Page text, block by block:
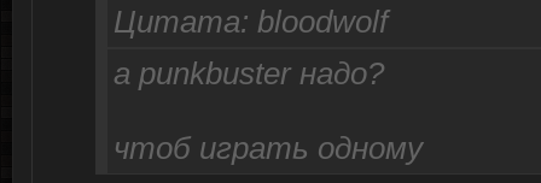
Цитата: bloodwolf
а punkbuster надо?
чтоб играть одному